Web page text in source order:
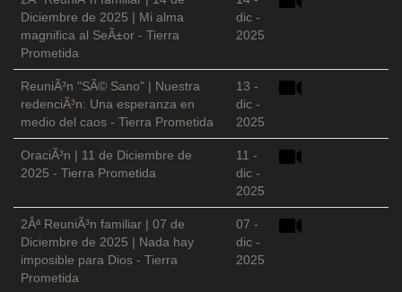
Diciembre de 2025 | Mi alma
magnifica al SeÃ±or - Tierra
Prometida
dic -
2025
ReuniÃ³n "SÃ© Sano" | Nuestra
redenciÃ³n: Una esperanza en
medio del caos - Tierra Prometida
13 -
dic -
2025
OraciÃ³n | 11 de Diciembre de
2025 - Tierra Prometida
11 -
dic -
2025
2Âª ReuniÃ³n familiar | 07 de
Diciembre de 2025 | Nada hay
imposible para Dios - Tierra
Prometida
07 -
dic -
2025